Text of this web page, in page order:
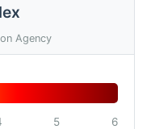
Agency
5 6